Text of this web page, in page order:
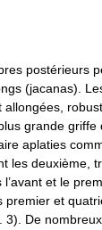
postérieurs
(jacanas).
allongées,
grande
aplaties
les deuxième,
et le
premier et
3). De